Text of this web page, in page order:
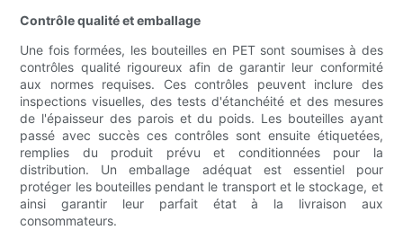
Contrôle qualité et emballage
Une fois formées, les bouteilles en PET sont soumises à des
contrôles qualité rigoureux afin de garantir leur conformité
aux normes requises. Ces contrôles peuvent inclure des
inspections visuelles, des tests d'étanchéité et des mesures
de l'épaisseur des parois et du poids. Les bouteilles ayant
passé avec succès ces contrôles sont ensuite étiquetées,
remplies du produit prévu et conditionnées pour la
distribution. Un emballage adéquat est essentiel pour
protéger les bouteilles pendant le transport et le stockage, et
ainsi garantir leur parfait état à la livraison aux
consommateurs.